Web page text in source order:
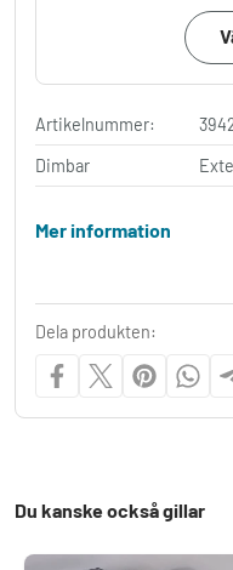
Artikelnummer:
Dimbar
Mer information
Dela produkten:
Du kanske också gillar